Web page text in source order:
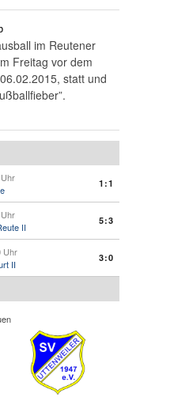
im Reutener
Freitag vor dem
statt und
1:1
II
5:3
Uhr
II
3:0